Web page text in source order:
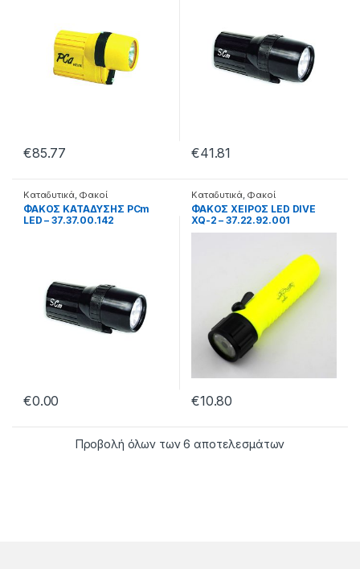
€85.77 €41.81
Καταδυτικά, Φακοί
ΦΑΚΟΣ ΚΑΤΑΔΥΣΗΣ PCm
LED – 37.37.00.142
€0.00
Καταδυτικά, Φακοί
ΦΑΚΟΣ ΧΕΙΡΟΣ LED DIVE
XQ-2 – 37.22.92.001
€10.80
Προβολή όλων των 6 αποτελεσμάτων